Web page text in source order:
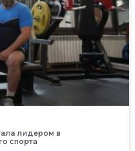
лидером в
спорта